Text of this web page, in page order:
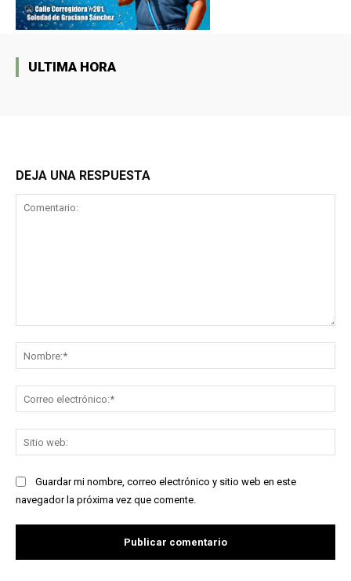
ULTIMA HORA
DEJA UNA RESPUESTA
Guardar mi nombre, correo electrónico y sitio web en este
navegador la próxima vez que comente.